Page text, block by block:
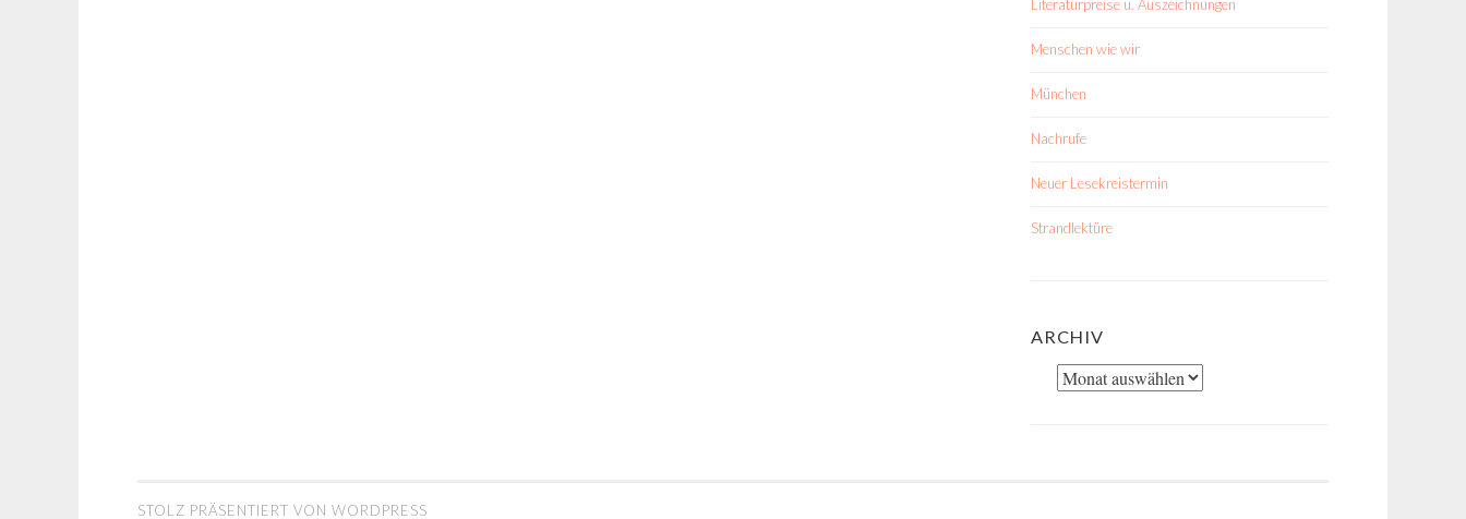
Literaturpreise u. Auszeichnungen
Menschen wie wir
München
Nachrufe
Neuer Lesekreistermin
Strandlektüre
ARCHIV
Archiv
STOLZ PRÄSENTIERT VON WORDPRESS